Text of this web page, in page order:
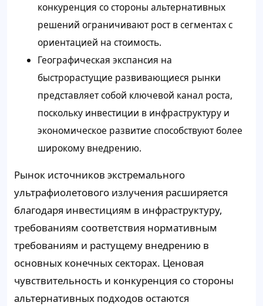
конкуренция со стороны альтернативных
решений ограничивают рост в сегментах с
ориентацией на стоимость.
Географическая экспансия на
быстрорастущие развивающиеся рынки
представляет собой ключевой канал роста,
поскольку инвестиции в инфраструктуру и
экономическое развитие способствуют более
широкому внедрению.
Рынок источников экстремального
ультрафиолетового излучения расширяется
благодаря инвестициям в инфраструктуру,
требованиям соответствия нормативным
требованиям и растущему внедрению в
основных конечных секторах. Ценовая
чувствительность и конкуренция со стороны
альтернативных подходов остаются